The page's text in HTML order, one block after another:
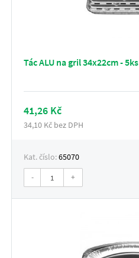
Tác ALU na gril 34x22cm - 5ks
41,26 Kč
34,10 Kč bez DPH
Kat. číslo:65070
- +